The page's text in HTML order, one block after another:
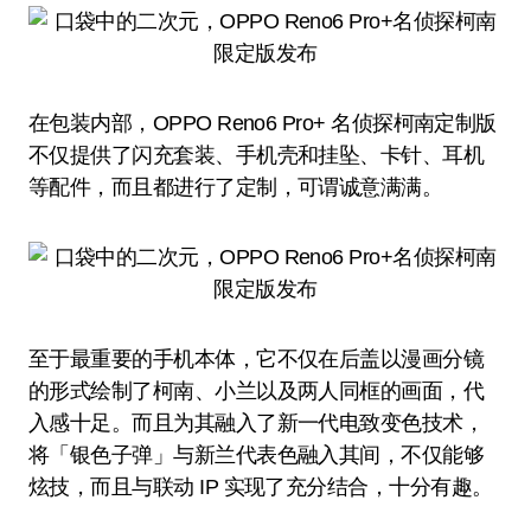
在包装内部，OPPO Reno6 Pro+ 名侦探柯南定制版
不仅提供了闪充套装、手机壳和挂坠、卡针、耳机
等配件，而且都进行了定制，可谓诚意满满。
至于最重要的手机本体，它不仅在后盖以漫画分镜
的形式绘制了柯南、小兰以及两人同框的画面，代
入感十足。而且为其融入了新一代电致变色技术，
将「银色子弹」与新兰代表色融入其间，不仅能够
炫技，而且与联动 IP 实现了充分结合，十分有趣。